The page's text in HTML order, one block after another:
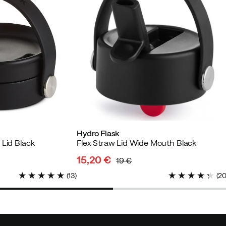
Käufer
aber nicht dicht, was für diesen Preis sehr
Käufer
Black
(13)
Hydro Flask
Flex Straw Lid Wide Mouth Black
15,20 € 19 €
(20